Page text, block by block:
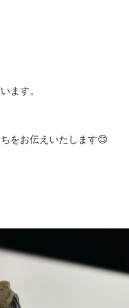
ます。
をお伝えいたします😊